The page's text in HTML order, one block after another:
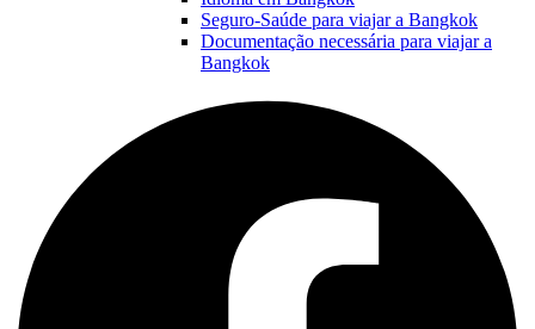
Seguro-Saúde para viajar a Bangkok
Documentação necessária para viajar a
Bangkok